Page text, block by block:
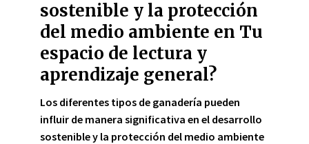
sostenible y la protección
del medio ambiente en Tu
espacio de lectura y
aprendizaje general?
Los diferentes tipos de ganadería pueden
influir de manera significativa en el desarrollo
sostenible y la protección del medio ambiente